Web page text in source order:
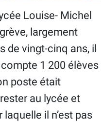
Louise- Michel
largement
de vingt-cinq ans, il
1 200 élèves
poste était
au lycée et
il n’est pas